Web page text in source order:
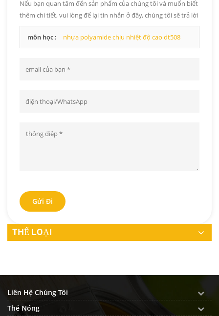
Nếu bạn quan tâm đến sản phẩm của chúng tôi và muốn biết
thêm chi tiết, vui lòng để lại tin nhắn ở đây, chúng tôi sẽ trả lời
bạn ngay khi có thể.
môn học :
nhựa polyamide chịu nhiệt độ cao dt508
Gửi Đi
THỂ LOẠI
Liên Hệ Chúng Tôi
Thẻ Nóng